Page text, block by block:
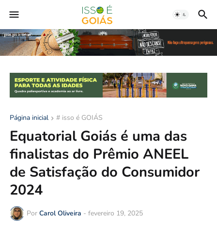
Página inicial # isso é GOIÁS
Equatorial Goiás é uma das
finalistas do Prêmio ANEEL
de Satisfação do Consumidor
2024
Por Carol Oliveira - fevereiro 19, 2025